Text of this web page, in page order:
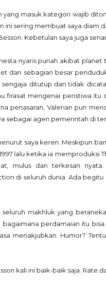
yang masuk kategori wajib
sering membuat saya diam
Kebetulan saya juga
nyaris punah akibat
dan sebagian besar
ditutup dan tidak
firasat mengenai peristiwa itu
penasaran, Valerian pun
sebagai agen pemerintah di
saya keren. Meskipun
lalu ketika ia memproduksi
mulus dan terkesan
di seluruh dunia. Ada
makhluk yang
perdamaian itu bisa
menakjubkan. Humor?
kali ini baik-baik saja. Rate